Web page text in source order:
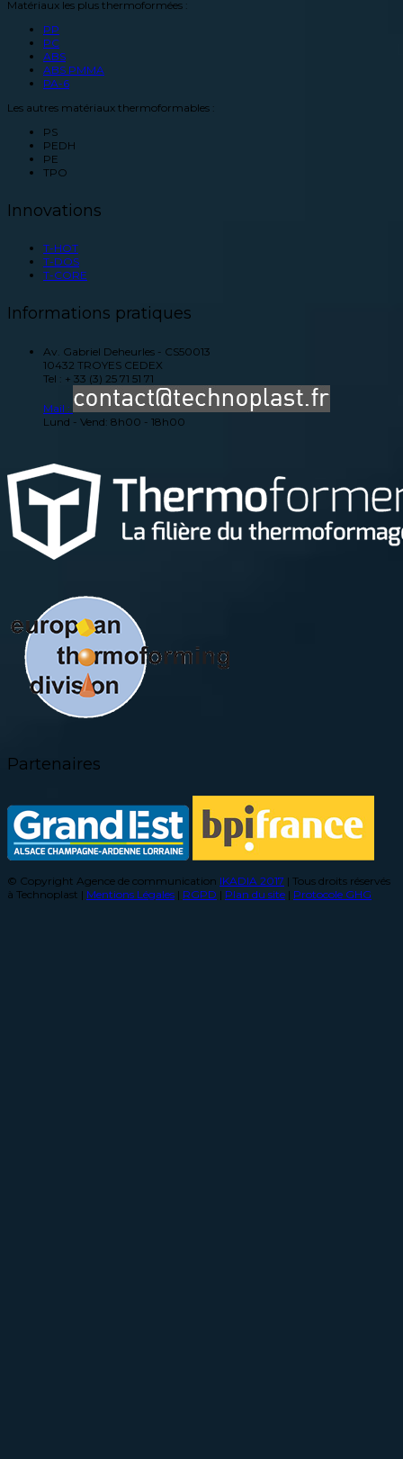
Matériaux les plus thermoformées :
PP
PC
ABS
ABS PMMA
PA-6
Les autres matériaux thermoformables :
PS
PEDH
PE
TPO
Innovations
T-HOT
T-DOS
T-CORE
Informations pratiques
Av. Gabriel Deheurles - CS50013
10432 TROYES CEDEX
Tel : + 33 (3) 25 71 51 71
Mail :
Lund - Vend: 8h00 - 18h00
Partenaires
© Copyright Agence de communication IKADIA 2017 | Tous droits réservés
à Technoplast | Mentions Légales | RGPD | Plan du site | Protocole GHG